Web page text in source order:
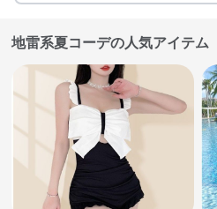
地雷系夏コーデの人気アイテム